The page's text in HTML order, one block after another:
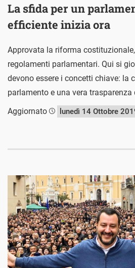
La sfida per un
efficiente inizia ora
Approvata la riforma
regolamenti parlamentari. Qui si
devono essere i concetti chiave: la
parlamento e una vera
Aggiornato
lunedì 14 Ottobre